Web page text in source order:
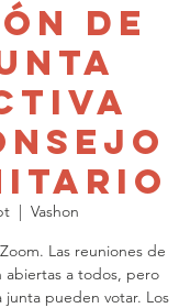
de
  |
Vashon
Las reuniones de
abiertas a todos, pero
pueden votar. Los